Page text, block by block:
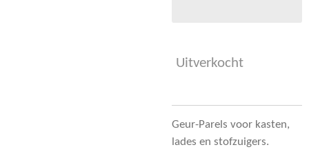
Uitverkocht
Geur-Parels voor kasten,
lades en stofzuigers.